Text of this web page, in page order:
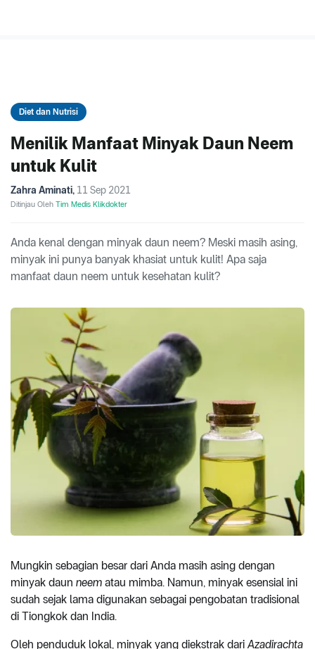
Diet dan Nutrisi
Menilik Manfaat Minyak Daun Neem
untuk Kulit
Zahra Aminati, 11 Sep 2021
Ditinjau Oleh Tim Medis Klikdokter
Anda kenal dengan minyak daun neem? Meski masih asing,
minyak ini punya banyak khasiat untuk kulit! Apa saja
manfaat daun neem untuk kesehatan kulit?
Mungkin sebagian besar dari Anda masih asing dengan
minyak daun neem atau mimba. Namun, minyak esensial ini
sudah sejak lama digunakan sebagai pengobatan tradisional
di Tiongkok dan India.
Oleh penduduk lokal, minyak yang diekstrak dari Azadirachta